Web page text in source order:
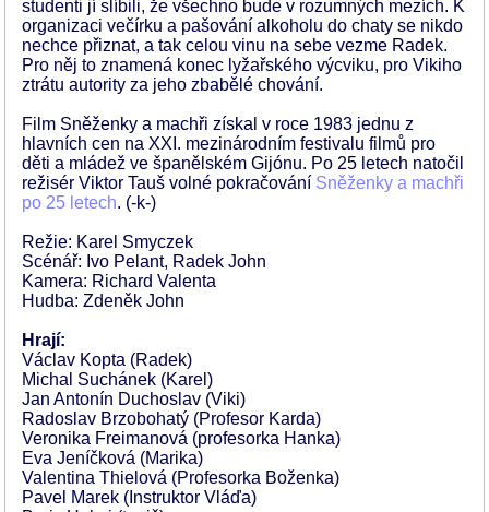
studenti jí slíbili, že všechno bude v rozumných mezích. K
organizaci večírku a pašování alkoholu do chaty se nikdo
nechce přiznat, a tak celou vinu na sebe vezme Radek.
Pro něj to znamená konec lyžařského výcviku, pro Vikiho
ztrátu autority za jeho zbabělé chování.
Film Sněženky a machři získal v roce 1983 jednu z
hlavních cen na XXI. mezinárodním festivalu filmů pro
děti a mládež ve španělském Gijónu. Po 25 letech natočil
režisér Viktor Tauš volné pokračování Sněženky a machři
po 25 letech. (-k-)
Režie: Karel Smyczek
Scénář: Ivo Pelant, Radek John
Kamera: Richard Valenta
Hudba: Zdeněk John
Hrají:
Václav Kopta (Radek)
Michal Suchánek (Karel)
Jan Antonín Duchoslav (Viki)
Radoslav Brzobohatý (Profesor Karda)
Veronika Freimanová (profesorka Hanka)
Eva Jeníčková (Marika)
Valentina Thielová (Profesorka Boženka)
Pavel Marek (Instruktor Vláďa)